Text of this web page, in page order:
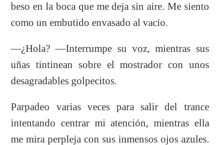
beso en la boca que me deja sin aire. Me siento
como un embutido envasado al vacío.
—¿Hola? —Interrumpe su voz, mientras sus
uñas tintinean sobre el mostrador con unos
desagradables golpecitos.
Parpadeo varias veces para salir del trance
intentando centrar mi atención, mientras ella
me mira perpleja con sus inmensos ojos azules.